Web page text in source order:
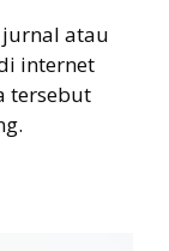
atau
internet
tersebut